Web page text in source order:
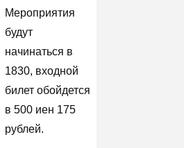
Мероприятия
будут
начинаться в
1830, входной
билет обойдется
в 500 иен 175
рублей.